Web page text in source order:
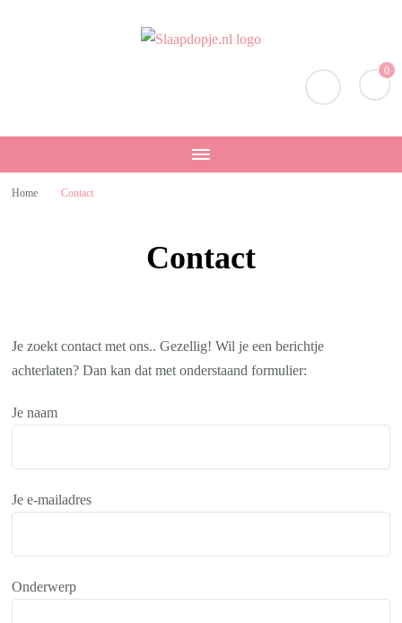
0
Home Contact
Contact
Je zoekt contact met ons.. Gezellig! Wil je een berichtje
achterlaten? Dan kan dat met onderstaand formulier:
Je naam
Je e-mailadres
Onderwerp